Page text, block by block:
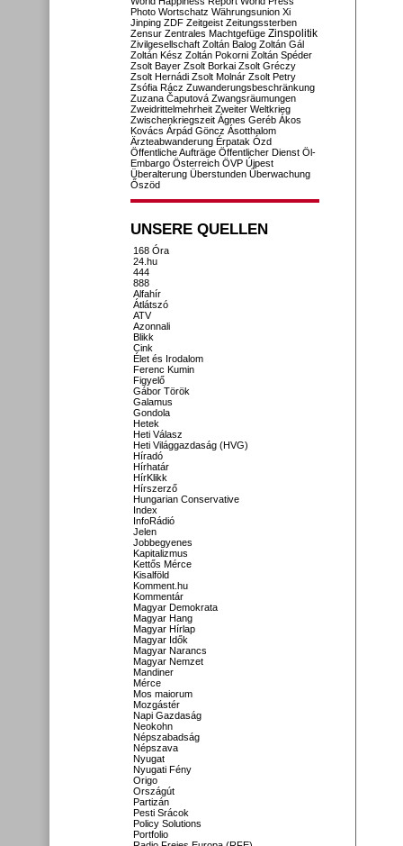
Photo Wortschatz Währungsunion Xi
Jinping ZDF Zeitgeist Zeitungssterben
Zensur Zentrales Machtgefüge Zinspolitik
Zivilgesellschaft Zoltán Balog Zoltán Gál
Zoltán Kész Zoltán Pokorni Zoltán Spéder
Zsolt Bayer Zsolt Borkai Zsolt Gréczy
Zsolt Hernádi Zsolt Molnár Zsolt Petry
Zsófia Rácz Zuwanderungsbeschränkung
Zuzana Čaputová Zwangsräumungen
Zweidrittelmehrheit Zweiter Weltkrieg
Zwischenkriegszeit Ágnes Geréb Ákos
Kovács Árpád Göncz Ásotthalom
Ärzteabwanderung Érpatak Ózd
Öffentliche Aufträge Öffentlicher Dienst Öl-
Embargo Österreich ÖVP Újpest
Überalterung Überstunden Überwachung
Őszöd
UNSERE QUELLEN
168 Óra
24.hu
444
888
Alfahír
Átlátszó
ATV
Azonnali
Blikk
Cink
Élet és Irodalom
Ferenc Kumin
Figyelő
Gábor Török
Galamus
Gondola
Hetek
Heti Válasz
Heti Világgazdaság (HVG)
Híradó
Hírhatár
HírKlikk
Hírszerző
Hungarian Conservative
Index
InfoRádió
Jelen
Jobbegyenes
Kapitalizmus
Kettős Mérce
Kisalföld
Komment.hu
Kommentár
Magyar Demokrata
Magyar Hang
Magyar Hírlap
Magyar Idők
Magyar Narancs
Magyar Nemzet
Mandiner
Mérce
Mos maiorum
Mozgástér
Napi Gazdaság
Neokohn
Népszabadság
Népszava
Nyugat
Nyugati Fény
Origo
Országút
Partizán
Pesti Srácok
Policy Solutions
Portfolio